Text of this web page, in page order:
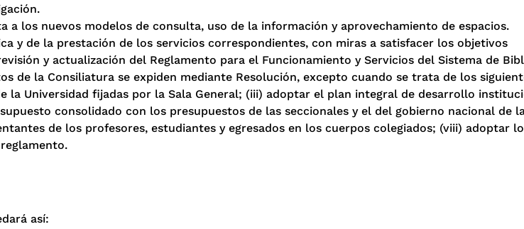
los nuevos modelos de consulta, uso de la información y aprovechamiento de espacios.
y de la prestación de los servicios correspondientes, con miras a satisfacer los objetivos
y actualización del Reglamento para el Funcionamiento y Servicios del Sistema de
de la Consiliatura se expiden mediante Resolución, excepto cuando se trata de los
Universidad fijadas por la Sala General; (iii) adoptar el plan integral de desarrollo
consolidado con los presupuestos de las seccionales y el del gobierno nacional de
de los profesores, estudiantes y egresados en los cuerpos colegiados; (viii) adoptar
así: